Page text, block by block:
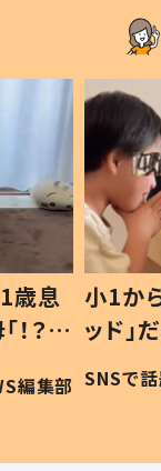
歳息
？」
編集部
小1か
ッド」
作り
#令和
SNSで